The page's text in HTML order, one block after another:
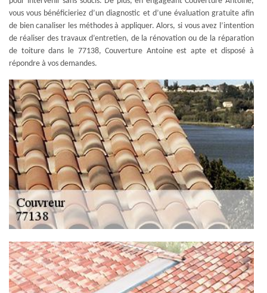
vous vous bénéficieriez d’un diagnostic et d’une évaluation gratuite afin
de bien canaliser les méthodes à appliquer. Alors, si vous avez l’intention
de réaliser des travaux d’entretien, de la rénovation ou de la réparation
de toiture dans le 77138, Couverture Antoine est apte et disposé à
répondre à vos demandes.